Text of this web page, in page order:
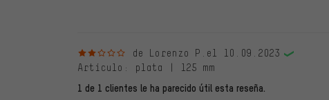
2 de 5 estrellasde Lorenzo P. el 10.09.2023
Artículo : plata | 125 mm
1 de 1 clientes le ha parecido útil esta reseña.